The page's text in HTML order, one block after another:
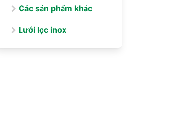
Các sản phẩm khác
Lưới lọc inox